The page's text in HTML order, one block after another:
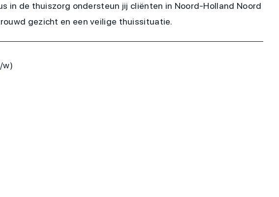
in de thuiszorg ondersteun jij cliënten in Noord-Holland Noord
gezicht en een veilige thuissituatie.
w)